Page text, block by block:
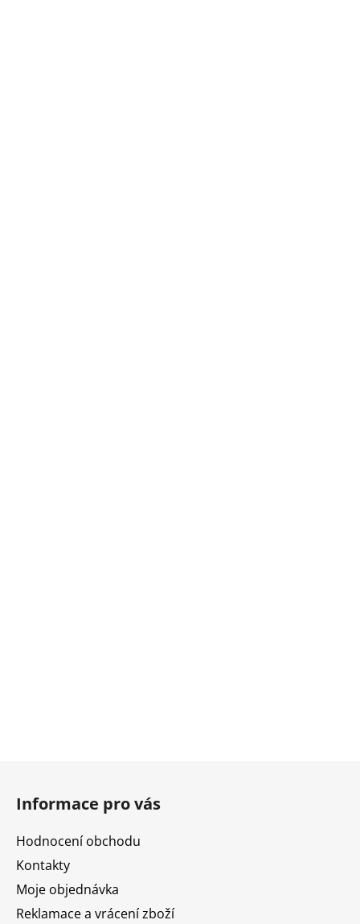
Informace pro vás
Hodnocení obchodu
Kontakty
Moje objednávka
Reklamace a vrácení zboží